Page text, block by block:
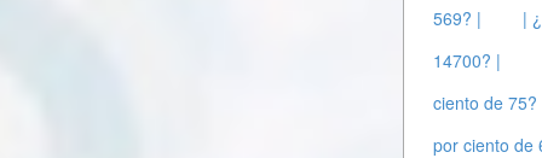
569? |
|
14700? |
ciento de 75?
por ciento de